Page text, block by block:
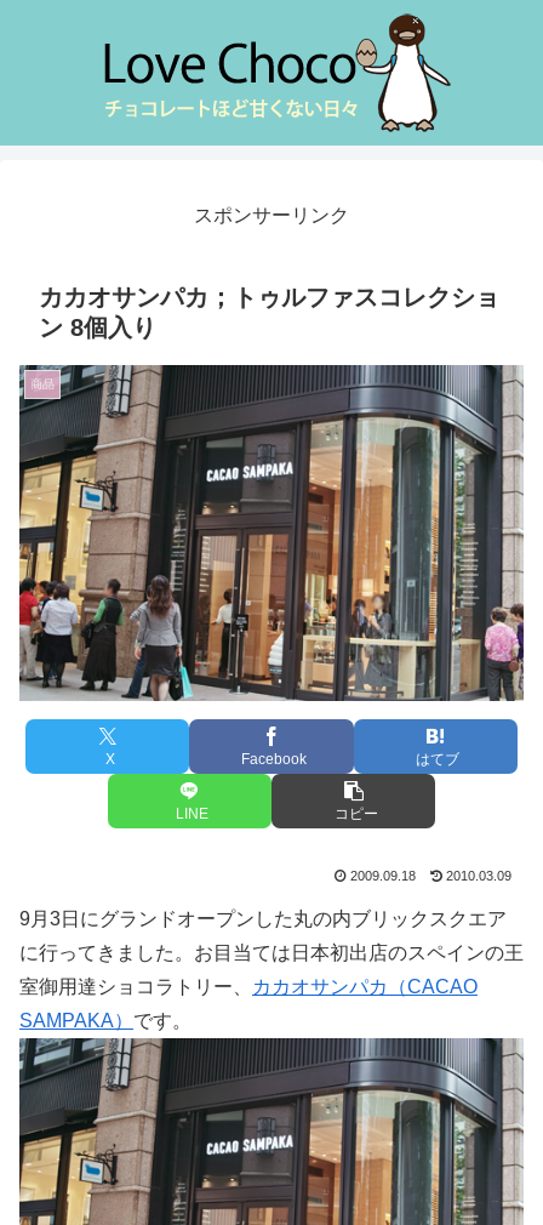
スポンサーリンク
カカオサンパカ；トゥルファスコレクショ
ン 8個入り
商品
X Facebook はてブ
LINE コピー
2009.09.18 2010.03.09
9月3日にグランドオープンした丸の内ブリックスクエア
に行ってきました。お目当ては日本初出店のスペインの王
室御用達ショコラトリー、
カカオサンパカ（CACAO
SAMPAKA） です。